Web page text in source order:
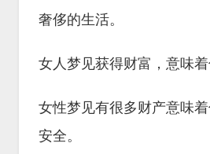
奢侈的生活。
女人梦见获得财富，意味着
女性梦见有很多财产意味
安全。